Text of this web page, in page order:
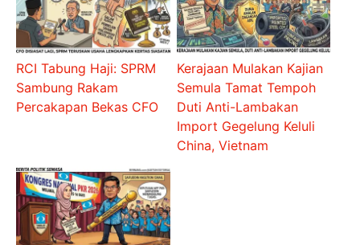
RCI Tabung Haji: SPRM
Sambung Rakam
Percakapan Bekas CFO
Kerajaan Mulakan Kajian
Semula Tamat Tempoh
Duti Anti-Lambakan
Import Gegelung Keluli
China, Vietnam